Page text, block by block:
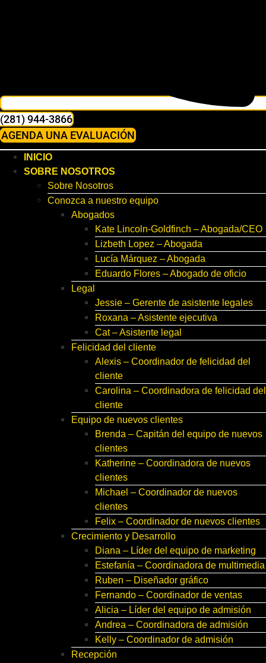
(281) 944-3866
AGENDA UNA EVALUACIÓN
INICIO
SOBRE NOSOTROS
Sobre Nosotros
Conozca a nuestro equipo
Abogados
Kate Lincoln-Goldfinch – Abogada/CEO
Lizbeth Lopez – Abogada
Lucía Márquez – Abogada
Eduardo Flores – Abogado de oficio
Legal
Jessie – Gerente de asistente legales
Roxana – Asistente ejecutiva
Cat – Asistente legal
Felicidad del cliente
Alexis – Coordinador de felicidad del
cliente
Carolina – Coordinadora de felicidad del
cliente
Equipo de nuevos clientes
Brenda – Capitán del equipo de nuevos
clientes
Katherine – Coordinadora de nuevos
clientes
Michael – Coordinador de nuevos
clientes
Felix – Coordinador de nuevos clientes
Crecimiento y Desarrollo
Diana – Líder del equipo de marketing
Estefanía – Coordinadora de multimedia
Ruben – Diseñador gráfico
Fernando – Coordinador de ventas
Alicia – Líder del equipo de admisión
Andrea – Coordinadora de admisión
Kelly – Coordinador de admisión
Recepción